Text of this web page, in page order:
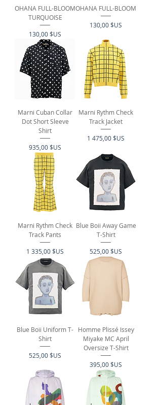
OHANA FULL-BLOOM
TURQUOISE
Prix
130,00 $US
OHANA FULL-BLOOM
Prix
130,00 $US
Marni Cuban Collar
Dot Short Sleeve
Shirt
Prix
935,00 $US
Marni Rythm Check
Track Jacket
Prix
1 475,00 $US
Marni Rythm Check
Track Pants
Prix
1 335,00 $US
Blue Boii Away Game
T-Shirt
Prix
525,00 $US
Blue Boii Uniform T-
Shirt
Prix
525,00 $US
Homme Plissé Issey
Miyake MC April
Oversize T-Shirt
Prix
395,00 $US